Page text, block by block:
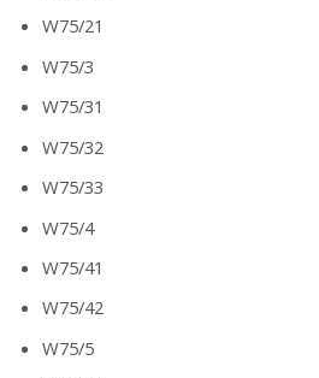
W75/21
W75/3
W75/31
W75/32
W75/33
W75/4
W75/41
W75/42
W75/5